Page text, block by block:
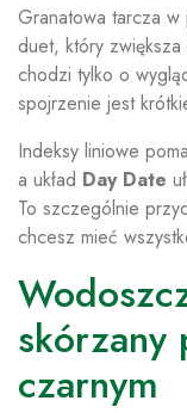
Granatowa tarcza w
duet, który
chodzi tylko o
spojrzenie jest
Indeksy liniowe
a układ Day Date
To szczególnie
chcesz mieć
skórzany
czarnym